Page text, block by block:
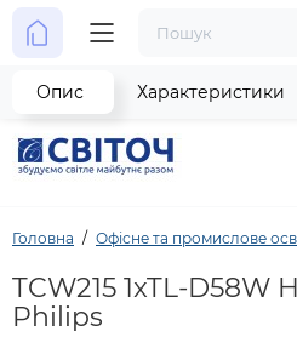
Головна Офісне та промислове
TCW215 1xTL-D58W
Philips
Опис Характеристики